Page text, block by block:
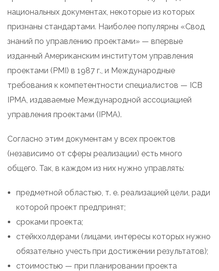
национальных документах, некоторые из которых
признаны стандартами. Наиболее популярны «Свод
знаний по управлению проектами» — впервые
изданный Американским институтом управления
проектами (PMI) в 1987 г., и Международные
требования к компетентности специалистов — ICB
IPMA, издаваемые Международной ассоциацией
управления проектами (IPMA).
Согласно этим документам у всех проектов
(независимо от сферы реализации) есть много
общего. Так, в каждом из них нужно управлять:
предметной областью, т. е. реализацией цели, ради
которой проект предпринят;
сроками проекта;
стейкхолдерами (лицами, интересы которых нужно
обязательно учесть при достижении результатов);
стоимостью — при планировании проекта